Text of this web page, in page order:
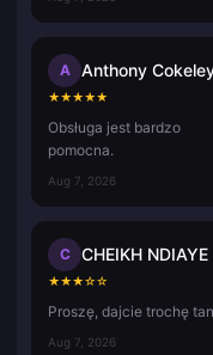
A Anthony
★★★★★
Obsługa jest bardzo
pomocna.
Aug 7, 2026
C CHEIKH NDIAYE
★★★☆☆
Proszę, dajcie trochę
Aug 7, 2026